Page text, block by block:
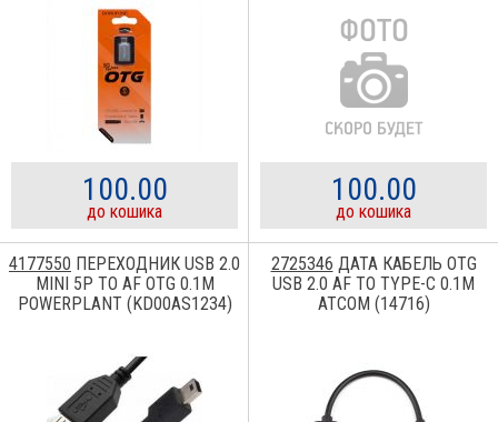
100.00
до кошика
100.00
до кошика
4177550 ПЕРЕХОДНИК USB 2.0
MINI 5P TO AF OTG 0.1M
POWERPLANT (KD00AS1234)
2725346 ДАТА КАБЕЛЬ OTG
USB 2.0 AF TO TYPE-C 0.1M
ATCOM (14716)